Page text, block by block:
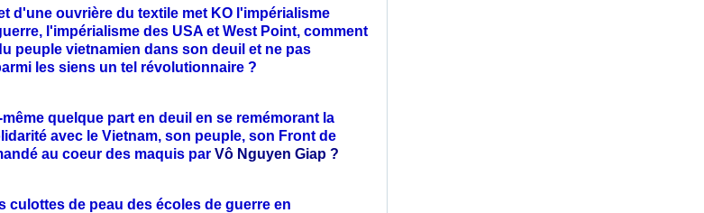
d'une ouvrière du textile met KO l'impérialisme
l'impérialisme des USA et West Point, comment
peuple vietnamien dans son deuil et ne pas
les siens un tel révolutionnaire ?
quelque part en deuil en se remémorant la
avec le Vietnam, son peuple, son Front de
au coeur des maquis par Vô Nguyen Giap ​?
culottes de peau des écoles de guerre en